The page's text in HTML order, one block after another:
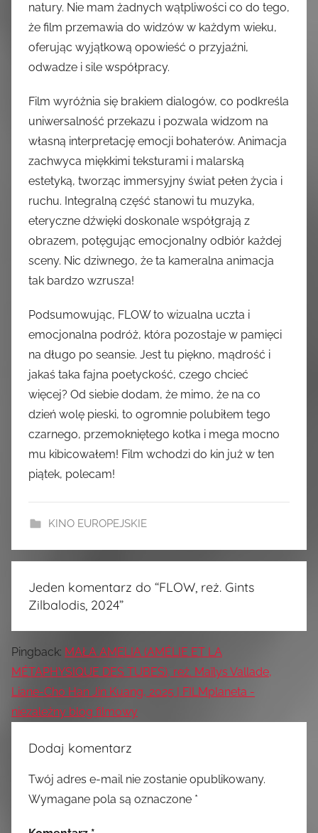
natury. Nie mam żadnych wątpliwości co do tego,
że film przemawia do widzów w każdym wieku,
oferując wyjątkową opowieść o przyjaźni,
odwadze i sile współpracy.
Film wyróżnia się brakiem dialogów, co podkreśla
uniwersalność przekazu i pozwala widzom na
własną interpretację emocji bohaterów. Animacja
zachwyca miękkimi teksturami i malarską
estetyką, tworząc immersyjny świat pełen życia i
ruchu. Integralną część stanowi tu muzyka,
eteryczne dźwięki doskonale współgrają z
obrazem, potęgując emocjonalny odbiór każdej
sceny. Nic dziwnego, że ta kameralna animacja
tak bardzo wzrusza!
Podsumowując, FLOW to wizualna uczta i
emocjonalna podróż, która pozostaje w pamięci
na długo po seansie. Jest tu piękno, mądrość i
jakaś taka fajna poetyckość, czego chcieć
więcej? Od siebie dodam, że mimo, że na co
dzień wolę pieski, to ogromnie polubiłem tego
czarnego, przemokniętego kotka i mega mocno
mu kibicowałem! Film wchodzi do kin już w ten
piątek, polecam!
KINO EUROPEJSKIE
Jeden komentarz do “FLOW, reż. Gints
Zilbalodis, 2024”
Pingback: MAŁA AMELIA (AMÉLIE ET LA
MÉTAPHYSIQUE DES TUBES), reż. Maïlys Vallade,
Liane-Cho Han Jin Kuang, 2025 | FILMplaneta -
niezależny blog filmowy
Dodaj komentarz
Twój adres e-mail nie zostanie opublikowany.
Wymagane pola są oznaczone *